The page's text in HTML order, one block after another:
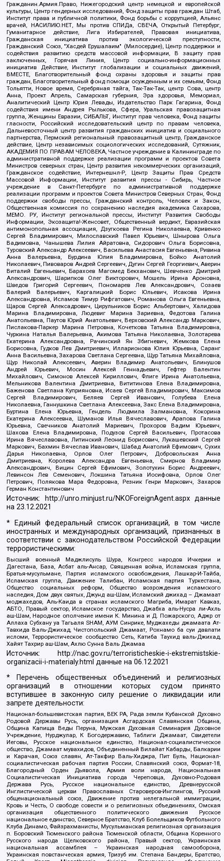
Гражданин.Армия.Право, Нижегородский центр немецкой и европейской
культуры, Центр гендерных исследований, Фонд защиты прав граждан Штаб,
Институт права и публичной политики, Фонд борьбы с коррупцией, Альянс
врачей, НАСИЛИЮ.НЕТ, Мы против СПИДа, СВЕЧА, Открытый Петербург,
Гуманитарное действие, Лига Избирателей, Правовая инициатива,
Гражданская инициатива против экологической преступности,
Гражданский Союз, "Хасдей Ерушалаим" (Милосердие), Центр поддержки и
содействия развитию средств массовой информации, В защиту прав
заключенных, Горячая Линия, Центр социально-информационных
инициатив Действие, Институт глобализации и социальных движений,
ВМЕСТЕ, Благотворительный фонд охраны здоровья и защиты прав
граждан, Благотворительный фонд помощи осужденным и их семьям, Фонд
Тольятти, Новое время, Серебряная тайга, Так-Так-Так, центр Сова, центр
Анна, Проект Апрель, Самарская губерния, Эра здоровья, Мемориал,
Аналитический Центр Юрия Левады, Издательство Парк Гагарина, Фонд
содействия имени Андрея Рылькова, Сфера, Уральская правозащитная
группа, Женщины Евразии, СИБАЛЬТ, Институт прав человека, Фонд защиты
гласности, Российский исследовательский центр по правам человека,
Дальневосточный центр развития гражданских инициатив и социального
партнерства, Пермский региональный правозащитный центр, Гражданское
действие, Центр независимых социологических исследований, Сутяжник,
АКАДЕМИЯ ПО ПРАВАМ ЧЕЛОВЕКА, Частное учреждение в Калининграде по
административной поддержке реализации программ и проектов Совета
Министров северных стран, Центр развития некоммерческих организаций,
Гражданское содействие, Интернешнл-Р, Центр Защиты Прав Средств
Массовой Информации, Институт развития прессы - Сибирь, Частное
учреждение в Санкт-Петербурге по административной поддержке
реализации программ и проектов Совета Министров Северных Стран, Фонд
поддержки свободы прессы, Гражданский контроль, Человек и Закон,
Общественная комиссия по сохранению наследия академика Сахарова,
МЕМО. РУ, Институт региональной прессы, Институт Развития Свободы
Информации, Экозащита!-Женсовет, Общественный вердикт, Евразийская
антимонопольная ассоциация, Дзугкоева Регина Николаевна, Кривенко
Сергей Владимирович, Милославский Павел Юрьевич, Шнырова Ольга
Вадимовна, Чанышева Лилия Айратовна, Сидорович Ольга Борисовна,
Туровский Александр Алексеевич, Васильева Анастасия Евгеньевна, Ривина
Анна Валерьевна, Бурдина Юлия Владимировна, Бойко Анатолий
Николаевич, Пивоваров Андрей Сергеевич, Дугин Сергей Георгиевич, Аверин
Виталий Евгеньевич, Барахоев Магомед Бекханович, Шевченко Дмитрий
Александрович, Шарипков Олег Викторович, Мошель Ирина Ароновна,
Шведов Григорий Сергеевич, Пономарев Лев Александрович, Созаев
Валерий Валерьевич, Каргалицкий Борис Юльевич, Исакова Ирина
Александровна, Исламов Тимур Рифгатович, Романова Ольга Евгеньевна,
Щаров Сергей Алексадрович, Цирульников Борис Альбертович, Халидова
Марина Владимировна, Людевиг Марина Зариевна, Федотова Галина
Анатольевна, Паутов Юрий Анатольевич, Верховский Александр Маркович,
Пислакова-Паркер Марина Петровна, Кочеткова Татьяна Владимировна,
Чуркина Наталья Валерьевна, Акимова Татьяна Николаевна, Золотарева
Екатерина Александровна, Рачинский Ян Збигневич, Жемкова Елена
Борисовна, Гудков Лев Дмитриевич, Илларионова Юлия Юрьевна, Саранг
Анна Васильевна, Захарова Светлана Сергеевна, Щур Татьяна Михайловна,
Щур Николай Алексеевич, Аверин Владимир Анатольевич, Блинушов
Андрей Юрьевич, Мосин Алексей Геннадьевич, Гефтер Валентин
Михайлович, Симонов Алексей Кириллович, Флиге Ирина Анатольевна,
Мельникова Валентина Дмитриевна, Вититинова Елена Владимировна,
Баженова Светлана Куприяновна, Исаев Сергей Владимирович, Максимов
Сергей Владимирович, Беляев Сергей Иванович, Голубева Елена
Николаевна, Ганнушкина Светлана Алексеевна, Закс Елена Владимировна,
Буртина Елена Юрьевна, Гендель Людмила Залмановна, Кокорина
Екатерина Алексеевна, Шуманов Илья Вячеславович, Арапова Галина
Юрьевна, Свечников Анатолий Мариевич, Прохоров Вадим Юрьевич,
Шахова Елена Владимировна, Подузов Сергей Васильевич, Протасова
Ирина Вячеславовна, Литинский Леонид Борисович, Лукашевский Сергей
Маркович, Бахмин Вячеслав Иванович, Шабад Анатолий Ефимович, Сухих
Дарья Николаевна, Орлов Олег Петрович, Добровольская Анна
Дмитриевна, Королева Александра Евгеньевна, Смирнов Владимир
Александрович, Вицин Сергей Ефимович, Золотухин Борис Андреевич,
Левинсон Лев Семенович, Локшина Татьяна Иосифовна, Орлов Олег
Петрович, Полякова Мара Федоровна, Резник Генри Маркович, Захаров
Герман Константинович
Источник: http://unro.minjust.ru/NKOForeignAgent.aspxданные
на23.12.2021
* Единый федеральный список организаций, в том числе
иностранных и международных организаций, признанных в
соответствии с законодательством Российской Федерации
террористическими:
Высший военный Маджлисуль Шура, Конгресс народов Ичкерии и
Дагестана, База, Асбат аль-Ансар, Священная война, Исламская группа,
Братья-мусульмане, Партия исламского освобождения, Лашкар-И-Тайба,
Исламская группа, Движение Талибан, Исламская партия Туркестана,
Общество социальных реформ, Общество возрождения исламского
наследия, Дом двух святых, Джунд аш-Шам, Исламский джихад – Джамаат
моджахедов, Аль-Каида в странах исламского Магриба, Имарат Кавказ,
АБТО, Правый сектор, Исламское государство, Джабха аль-Нусра ли-Ахль
аш-Шам, Народное ополчение имени К. Минина и Д. Пожарского, Аджр от
Аллаха Субхану уа Тагьаля SHAM, АУМ Синрике, Муджахеды джамаата Ат-
Тавхида Валь-Джихад, Чистопольский Джамаат, Рохнамо ба суи давлати
исломи, Террористическое сообщество Сеть, Катиба Таухид валь-Джихад,
Хайят Тахрир аш-Шам, Ахлю Сунна Валь Джамаа
Источник:
http://nac.gov.ru/terroristicheskie-i-ekstremistskie-
organizacii-i-materialy.html данные на06.12.2021
* Перечень общественных объединений и религиозных
организаций в отношении которых судом принято
вступившее в законную силу решение о ликвидации или
запрете деятельности:
Национал-большевистская партия, ВЕК РА, Рада земли Кубанской Духовно
Родовой Державы Русь, организация Асгардская Славянская Община,
Община Капища Веды Перуна, Мужская Духовная Семинария Духовное
Учреждение, Нурджулар, К Богодержавию, Таблиги Джамаат, Свидетели
Иеговы, Русское национальное единство, Национал-социалистическое
общество, Джамаат мувахидов, Объединенный Вилайат Кабарды, Балкарии
и Карачая, Союз славян, Ат-Такфир Валь-Хиджра, Пит Буль, Национал-
социалистическая рабочая партия России, Славянский союз, Формат-18,
Благородный Орден Дьявола, Армия воли народа, Национальная
Социалистическая Инициатива города Череповца, Духовно-Родовая
Держава Русь, Русское национальное единство, Древнерусской
Инглистической церкви Православных Староверов-Инглингов, Русский
общенациональный союз, Движение против нелегальной иммиграции,
Кровь и Честь, О свободе совести и о религиозных объединениях, Омская
организация общественного политического движения Русское
национальное единство, Северное Братство, Клуб Болельщиков Футбольного
Клуба Динамо, Файзрахманисты, Мусульманская религиозная организация
п. Боровский Тюменского района Тюменской области, Община Коренного
Русского народа Щелковского района, Правый сектор, Украинская
национальная ассамблея – Украинская народная самооборона,
Украинская повстанческая армия, Тризуб им. Степана Бандеры, Братство,